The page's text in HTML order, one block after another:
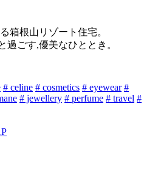
箱根山リゾート住宅。
過ごす,優美なひととき。
# celine # cosmetics # eyewear #
# jewellery # perfume # travel #